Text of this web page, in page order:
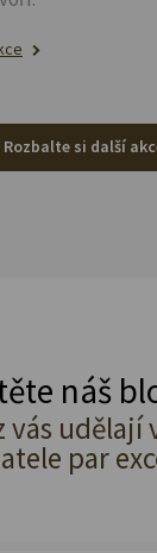
Rozbalte si další
náš
vás udělají
par